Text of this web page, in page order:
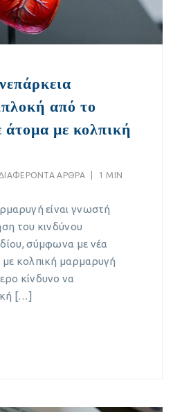
από το
άτομα με κολπική
ΆΡΘΡΑ
1 MIN
είναι γνωστή
του κινδύνου
σύμφωνα με νέα
με κολπική μαρμαρυγή
κίνδυνο να
[…]